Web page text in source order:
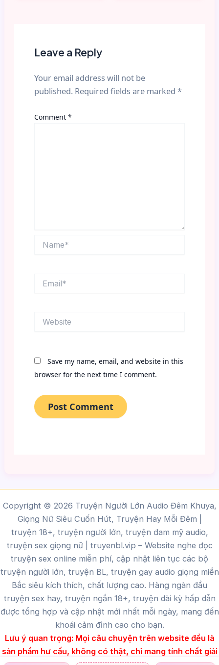
Leave a Reply
Your email address will not be
published. Required fields are marked *
Comment *
Save my name, email, and website in this
browser for the next time I comment.
Copyright © 2026 Truyện Người Lớn Audio Đêm Khuya,
Giọng Nữ Siêu Cuốn Hút, Truyện Hay Mỗi Đêm |
truyện 18+, truyện người lớn, truyện đam mỹ audio,
truyện sex giọng nữ | truyenbl.vip – Website nghe đọc
truyện sex online miễn phí, cập nhật liên tục các bộ
truyện người lớn, truyện BL, truyện gay audio giọng miền
Bắc siêu kích thích, chất lượng cao. Hàng ngàn đầu
truyện sex hay, truyện ngắn 18+, truyện dài kỳ hấp dẫn
được tổng hợp và cập nhật mới nhất mỗi ngày, mang đến
khoái cảm đỉnh cao cho bạn.
Lưu ý quan trọng: Mọi câu chuyện trên website đều là
sản phẩm hư cấu, không có thật, chỉ mang tính chất giải